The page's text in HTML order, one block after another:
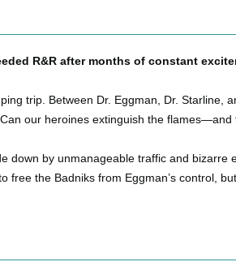
R&R after months of constant
trip. Between Dr. Eggman, Dr. Starline,
our heroines extinguish the
by unmanageable traffic and
free the Badniks from Eggman’s control,